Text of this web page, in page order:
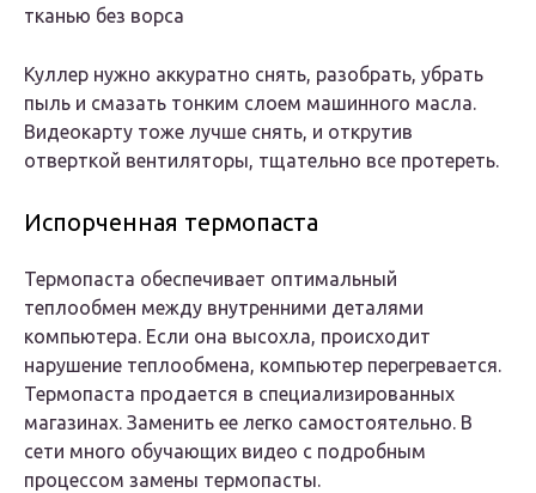
тканью без ворса
Куллер нужно аккуратно снять, разобрать, убрать
пыль и смазать тонким слоем машинного масла.
Видеокарту тоже лучше снять, и открутив
отверткой вентиляторы, тщательно все протереть.
Испорченная термопаста
Термопаста обеспечивает оптимальный
теплообмен между внутренними деталями
компьютера. Если она высохла, происходит
нарушение теплообмена, компьютер перегревается.
Термопаста продается в специализированных
магазинах. Заменить ее легко самостоятельно. В
сети много обучающих видео с подробным
процессом замены термопасты.